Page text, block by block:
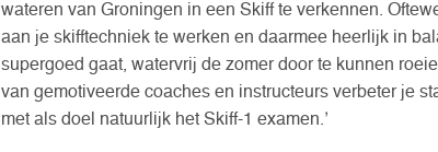
wateren van Groningen in een Skiff te verkennen.
aan je skifftechniek te werken en daarmee heerlijk in
supergoed gaat, watervrij de zomer door te kunnen
van gemotiveerde coaches en instructeurs verbeter je
met als doel natuurlijk het Skiff-1 examen.’